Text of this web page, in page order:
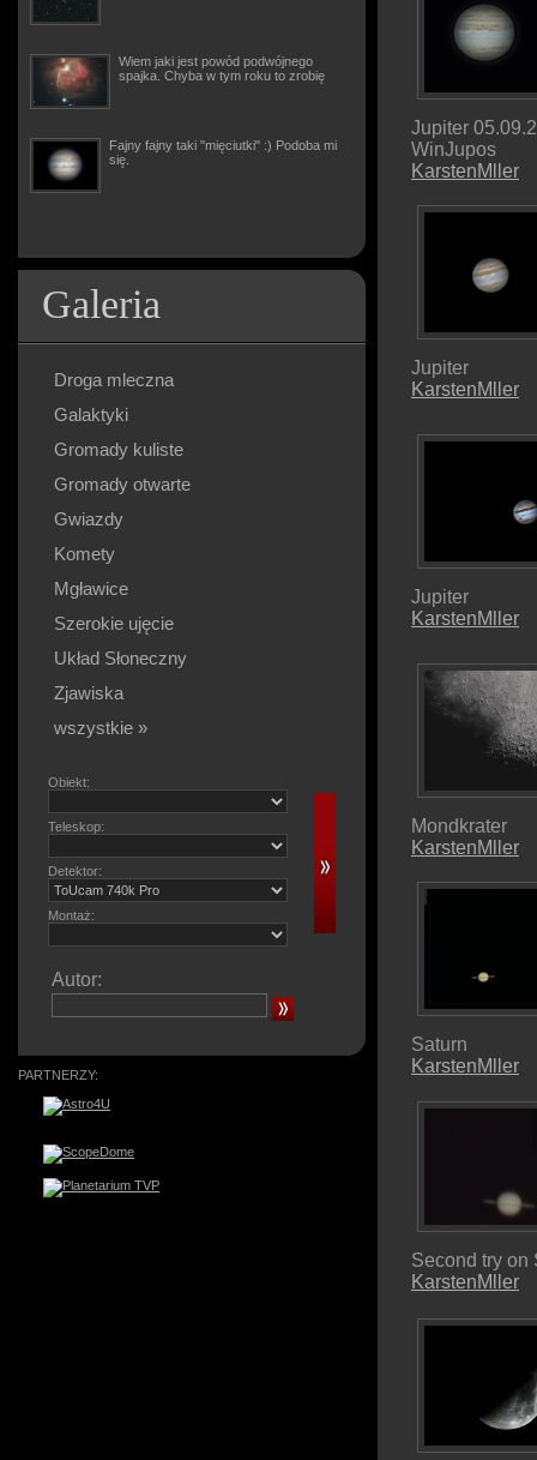
Wiem jaki jest powód podwójnego
spajka. Chyba w tym roku to zrobię
Fajny fajny taki "mięciutki" :) Podoba mi
się.
Galeria
Droga mleczna
Galaktyki
Gromady kuliste
Gromady otwarte
Gwiazdy
Komety
Mgławice
Szerokie ujęcie
Układ Słoneczny
Zjawiska
wszystkie »
Obiekt:
Teleskop:
Detektor:
Montaż:
Autor:
PARTNERZY:
Jupiter
WinJupos
KarstenMller
Jupiter
KarstenMller
Jupiter
KarstenMller
Mondkrater
KarstenMller
Saturn
KarstenMller
Second try on
KarstenMller